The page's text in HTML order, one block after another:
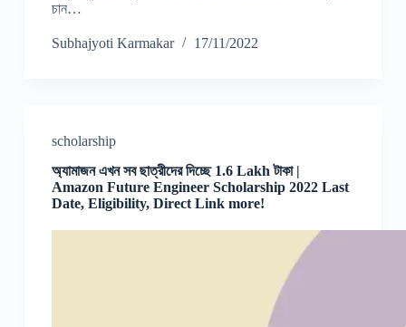
চান…
Subhajyoti Karmakar 17/11/2022
scholarship
অ্যামাজন এখন সব ছাত্রীদের দিচ্ছে 1.6 Lakh টাকা |
Amazon Future Engineer Scholarship 2022 Last
Date, Eligibility, Direct Link more!